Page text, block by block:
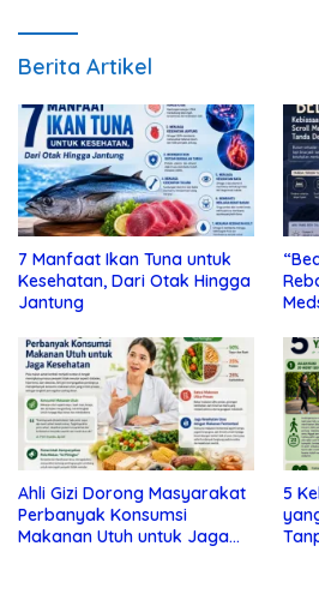
Berita Artikel
7 Manfaat Ikan Tuna untuk
Kesehatan, Dari Otak Hingga
Jantung
Ahli Gizi Dorong Masyarakat
Perbanyak Konsumsi
Makanan Utuh untuk Jaga
5